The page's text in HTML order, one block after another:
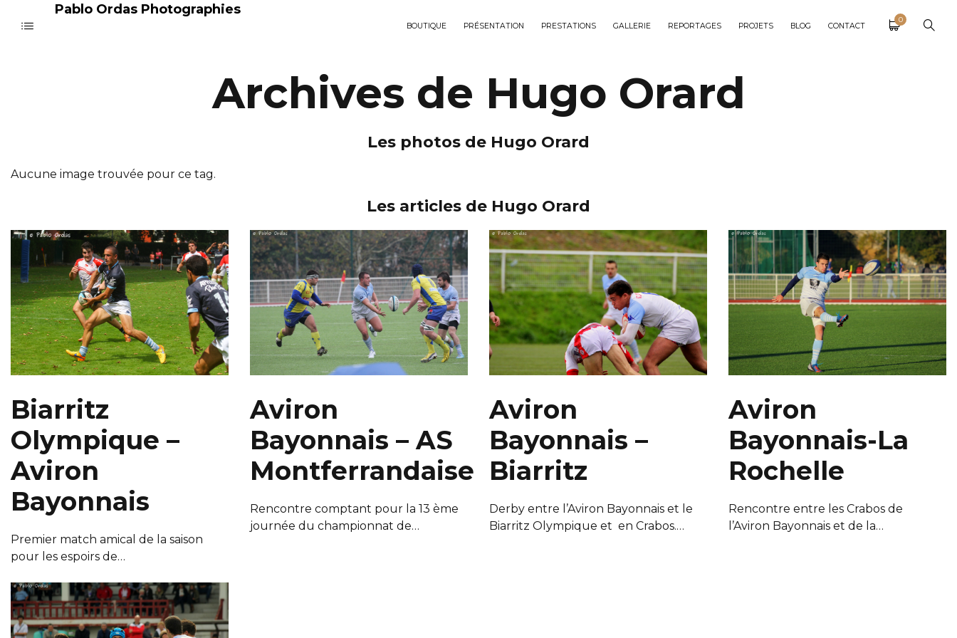
Pablo Ordas Photographies
BOUTIQUE PRÉSENTATION PRESTATIONS GALLERIE REPORTAGES PROJETS BLOG CONTACT
0
Archives de Hugo Orard
Les photos de Hugo Orard
Aucune image trouvée pour ce tag.
Les articles de Hugo Orard
Biarritz
Olympique –
Aviron
Bayonnais
Premier match amical de la saison
pour les espoirs de…
Aviron
Bayonnais – AS
Montferrandaise
Rencontre comptant pour la 13 ème
journée du championnat de…
Aviron
Bayonnais –
Biarritz
Derby entre l’Aviron Bayonnais et le
Biarritz Olympique et en Crabos.…
Aviron
Bayonnais-La
Rochelle
Rencontre entre les Crabos de
l’Aviron Bayonnais et de la…